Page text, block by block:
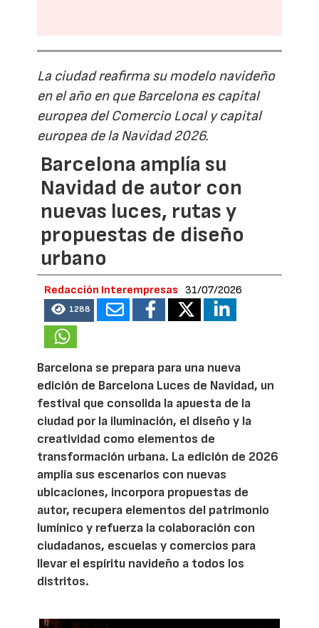
La ciudad reafirma su modelo navideño
en el año en que Barcelona es capital
europea del Comercio Local y capital
europea de la Navidad 2026.
Barcelona amplía su
Navidad de autor con
nuevas luces, rutas y
propuestas de diseño
urbano
Redacción Interempresas 31/07/2026
1288
Barcelona se prepara para una nueva
edición de Barcelona Luces de Navidad, un
festival que consolida la apuesta de la
ciudad por la iluminación, el diseño y la
creatividad como elementos de
transformación urbana. La edición de 2026
amplía sus escenarios con nuevas
ubicaciones, incorpora propuestas de
autor, recupera elementos del patrimonio
lumínico y refuerza la colaboración con
ciudadanos, escuelas y comercios para
llevar el espíritu navideño a todos los
distritos.